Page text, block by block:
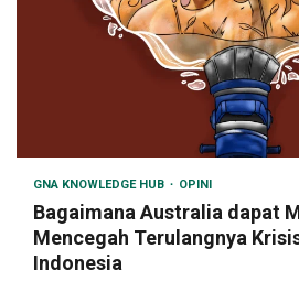
GNA KNOWLEDGE HUB OPINI
Bagaimana Australia dapat
Mencegah Terulangnya
Indonesia